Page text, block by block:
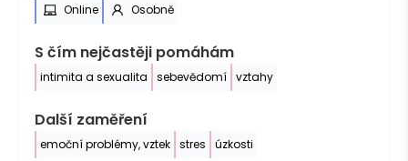
Online Osobně
S čím nejčastěji pomáhám
intimita a sexualita sebevědomí vztahy
Další zaměření
emoční problémy, vztek stres úzkosti